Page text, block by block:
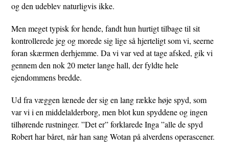
og den udeblev naturligvis ikke.
Men meget typisk for hende, fandt hun hurtigt tilbage til sit
kontrollerede jeg og morede sig lige så hjerteligt som vi, seerne
foran skærmen derhjemme. Da vi var ved at tage afsked, gik vi
gennem den nok 20 meter lange hall, der fyldte hele
ejendommens bredde.
Ud fra væggen lænede der sig en lang række høje spyd, som
var vi i en middelalderborg, men blot kun spyddene og ingen
tilhørende rustninger. ”Det er” forklarede Inga ”alle de spyd
Robert har båret, når han sang Wotan på alverdens operascener.